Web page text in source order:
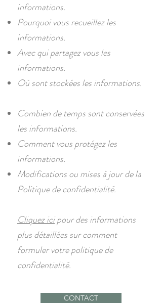
informations.
Pourquoi vous recueillez les
informations.
Avec qui partagez vous les
informations.
Où sont stockées les informations.
Combien de temps sont conservées
les informations.
Comment vous protégez les
informations.
Modifications ou mises à jour de la
Politique de confidentialité.
Cliquez icipour des informations
plus détaillées sur comment
formuler votre politique de
confidentialité.
CONTACT